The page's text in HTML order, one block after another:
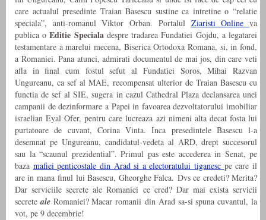
care actualul presedinte Traian Basescu sustine ca intretine o “relatie
speciala”, anti-romanul Viktor Orban. Portalul Ziaristi Onlineva
publica oEditie Specialadespre tradarea Fundatiei Gojdu, a legatarei
testamentare a marelui mecena, Biserica Ortodoxa Romana, si, in fond,
a Romaniei. Pana atunci, admirati documentul de mai jos, din care veti
afla in final cum fostul sefut al Fundatiei Soros, Mihai Razvan
Ungureanu, ca sef al MAE, recompensat ulterior de Traian Basescu cu
functia de sef al SIE, sugera in cazul Cathedral Plaza declansarea unei
campanii de dezinformare a Papei in favoarea dezvoltatorului imobiliar
israelian Eyal Ofer, pentru care lucreaza azi nimeni alta decat fosta lui
purtatoare de cuvant, Corina Vinta. Inca presedintele Basescu l-a
desemnat pe Ungureanu, candidatul-vedeta al ARD, drept succesorul
sau la “scaunul prezidential”. Primul pas este accederea in Senat, pe
baza mafiei penticostale din Arad si a electoratului tiganesc pe care il
are in mana finul lui Basescu, Gheorghe Falca. Dvs ce credeti? Merita?
Dar serviciile secrete ale Romaniei ce cred? Dar mai exista servicii
secretealeRomaniei? Macar romanii din Arad sa-si spuna cuvantul, la
vot, pe 9 decembrie!